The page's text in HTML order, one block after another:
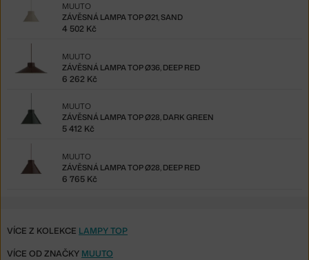
ZÁVĚSNÁ LAMPA TOP Ø21, SAND
MUUTO
4 502 Kč
ZÁVĚSNÁ LAMPA TOP Ø36, DEEP RED
MUUTO
6 262 Kč
ZÁVĚSNÁ LAMPA TOP Ø28, DARK GREEN
MUUTO
5 412 Kč
ZÁVĚSNÁ LAMPA TOP Ø28, DEEP RED
MUUTO
6 765 Kč
VÍCE Z KOLEKCE LAMPY TOP
VÍCE OD ZNAČKY MUUTO